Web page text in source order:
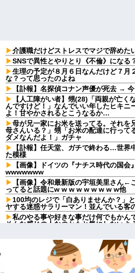
介護職だけどストレスでマジで辞めた
SNSで異性とやりとり《不倫》にな
生理の予定が８月６日なんだけど７月
な？って思ったのよね
【訃報】名探偵コナン声優が死去 →
【人工障がい者】甥(28)「両親が亡
んですけど！」なんでいい年したヒキニ
よ！甘やかされるとこうなるか…
母が兄一家にお米を送ってる。それを
母さんいる？」甥「お米の配達に行って
ダメなんだよ！」ガチャ
【訃報】任天堂、ガチで終わる…世界
た模様
【画像】ドイツの『ナチス時代の国
wwwwwww
【画像】令和最新版の宇垣美里さん←
ってると話題にw w w w w w w w w他
100均のレジで「白ありませんか？」
ヤする迷惑サラリーマン！並んでいる客
私のやる事や好きな事だけ何でもかん
そんな感じの人なのかもと気にしない
息子嫁の歓迎もかねて奮発して特上
お寿司の箱の中身が明らかに違う。息
かに特上4人前頼んだのに何故？）
100均のレジで「白ありませんか？」